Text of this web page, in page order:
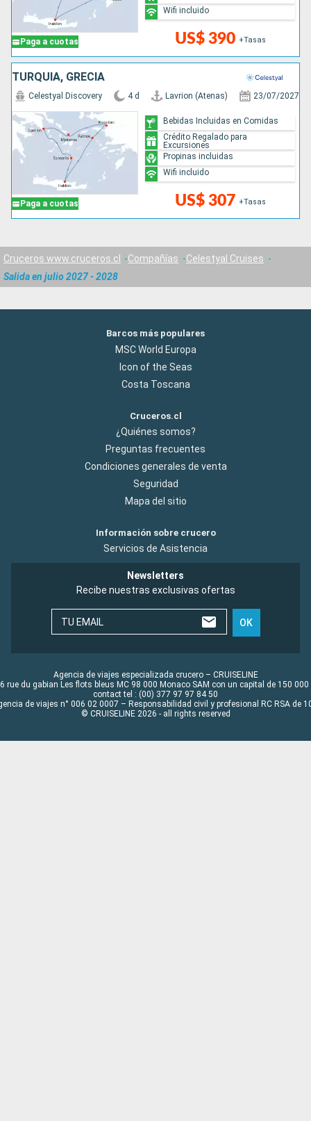
Paga a cuotas US$ 390 +Tasas
Wifi incluido
TURQUÍA, GRECIA
Paga a cuotas
Celestyal Discovery 4 d Lavrion (Atenas) 23/07/2027
US$ 307 +Tasas
Bebidas Incluidas en Comidas
Crédito Regalado para
Excursiones
Propinas incluidas
Wifi incluido
Cruceros www.cruceros.cl Compañías
Celestyal Cruises
Salida en julio 2027 - 2028
Barcos más populares
MSC World Europa
Icon of the Seas
Costa Toscana
Cruceros.cl
¿Quiénes somos?
Preguntas frecuentes
Condiciones generales de venta
Seguridad
Mapa del sitio
Información sobre crucero
Servicios de Asistencia
Newsletters
Recibe nuestras exclusivas ofertas
TU EMAIL OK
Agencia de viajes especializada crucero – CRUISELINE
rue du gabian Les flots bleus MC 98 000 Monaco SAM con un capital de 150 000
contact tel : (00) 377 97 97 84 50
de viajes n° 006 02 0007 – Responsabilidad civil y profesional RC RSA de
© CRUISELINE 2026 - all rights reserved